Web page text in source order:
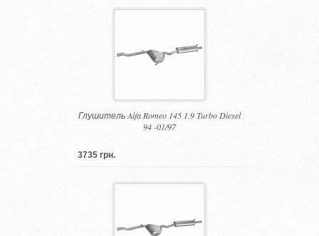
Глушитель Alfa Romeo 145 1.9 Turbo Diesel
94 -01/97
3735 грн.